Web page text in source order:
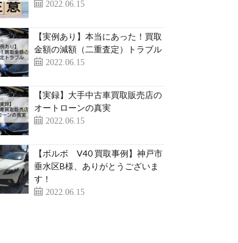
2022.06.15
【実例あり】本当にあった！買取
金額の減額（二重査定）トラブル
2022.06.15
【実録】大手中古車買取販売店の
オートローンの真実
2022.06.15
【ボルボ V40 買取事例】神戸市
垂水区B様、ありがとうございま
す！
2022.06.15